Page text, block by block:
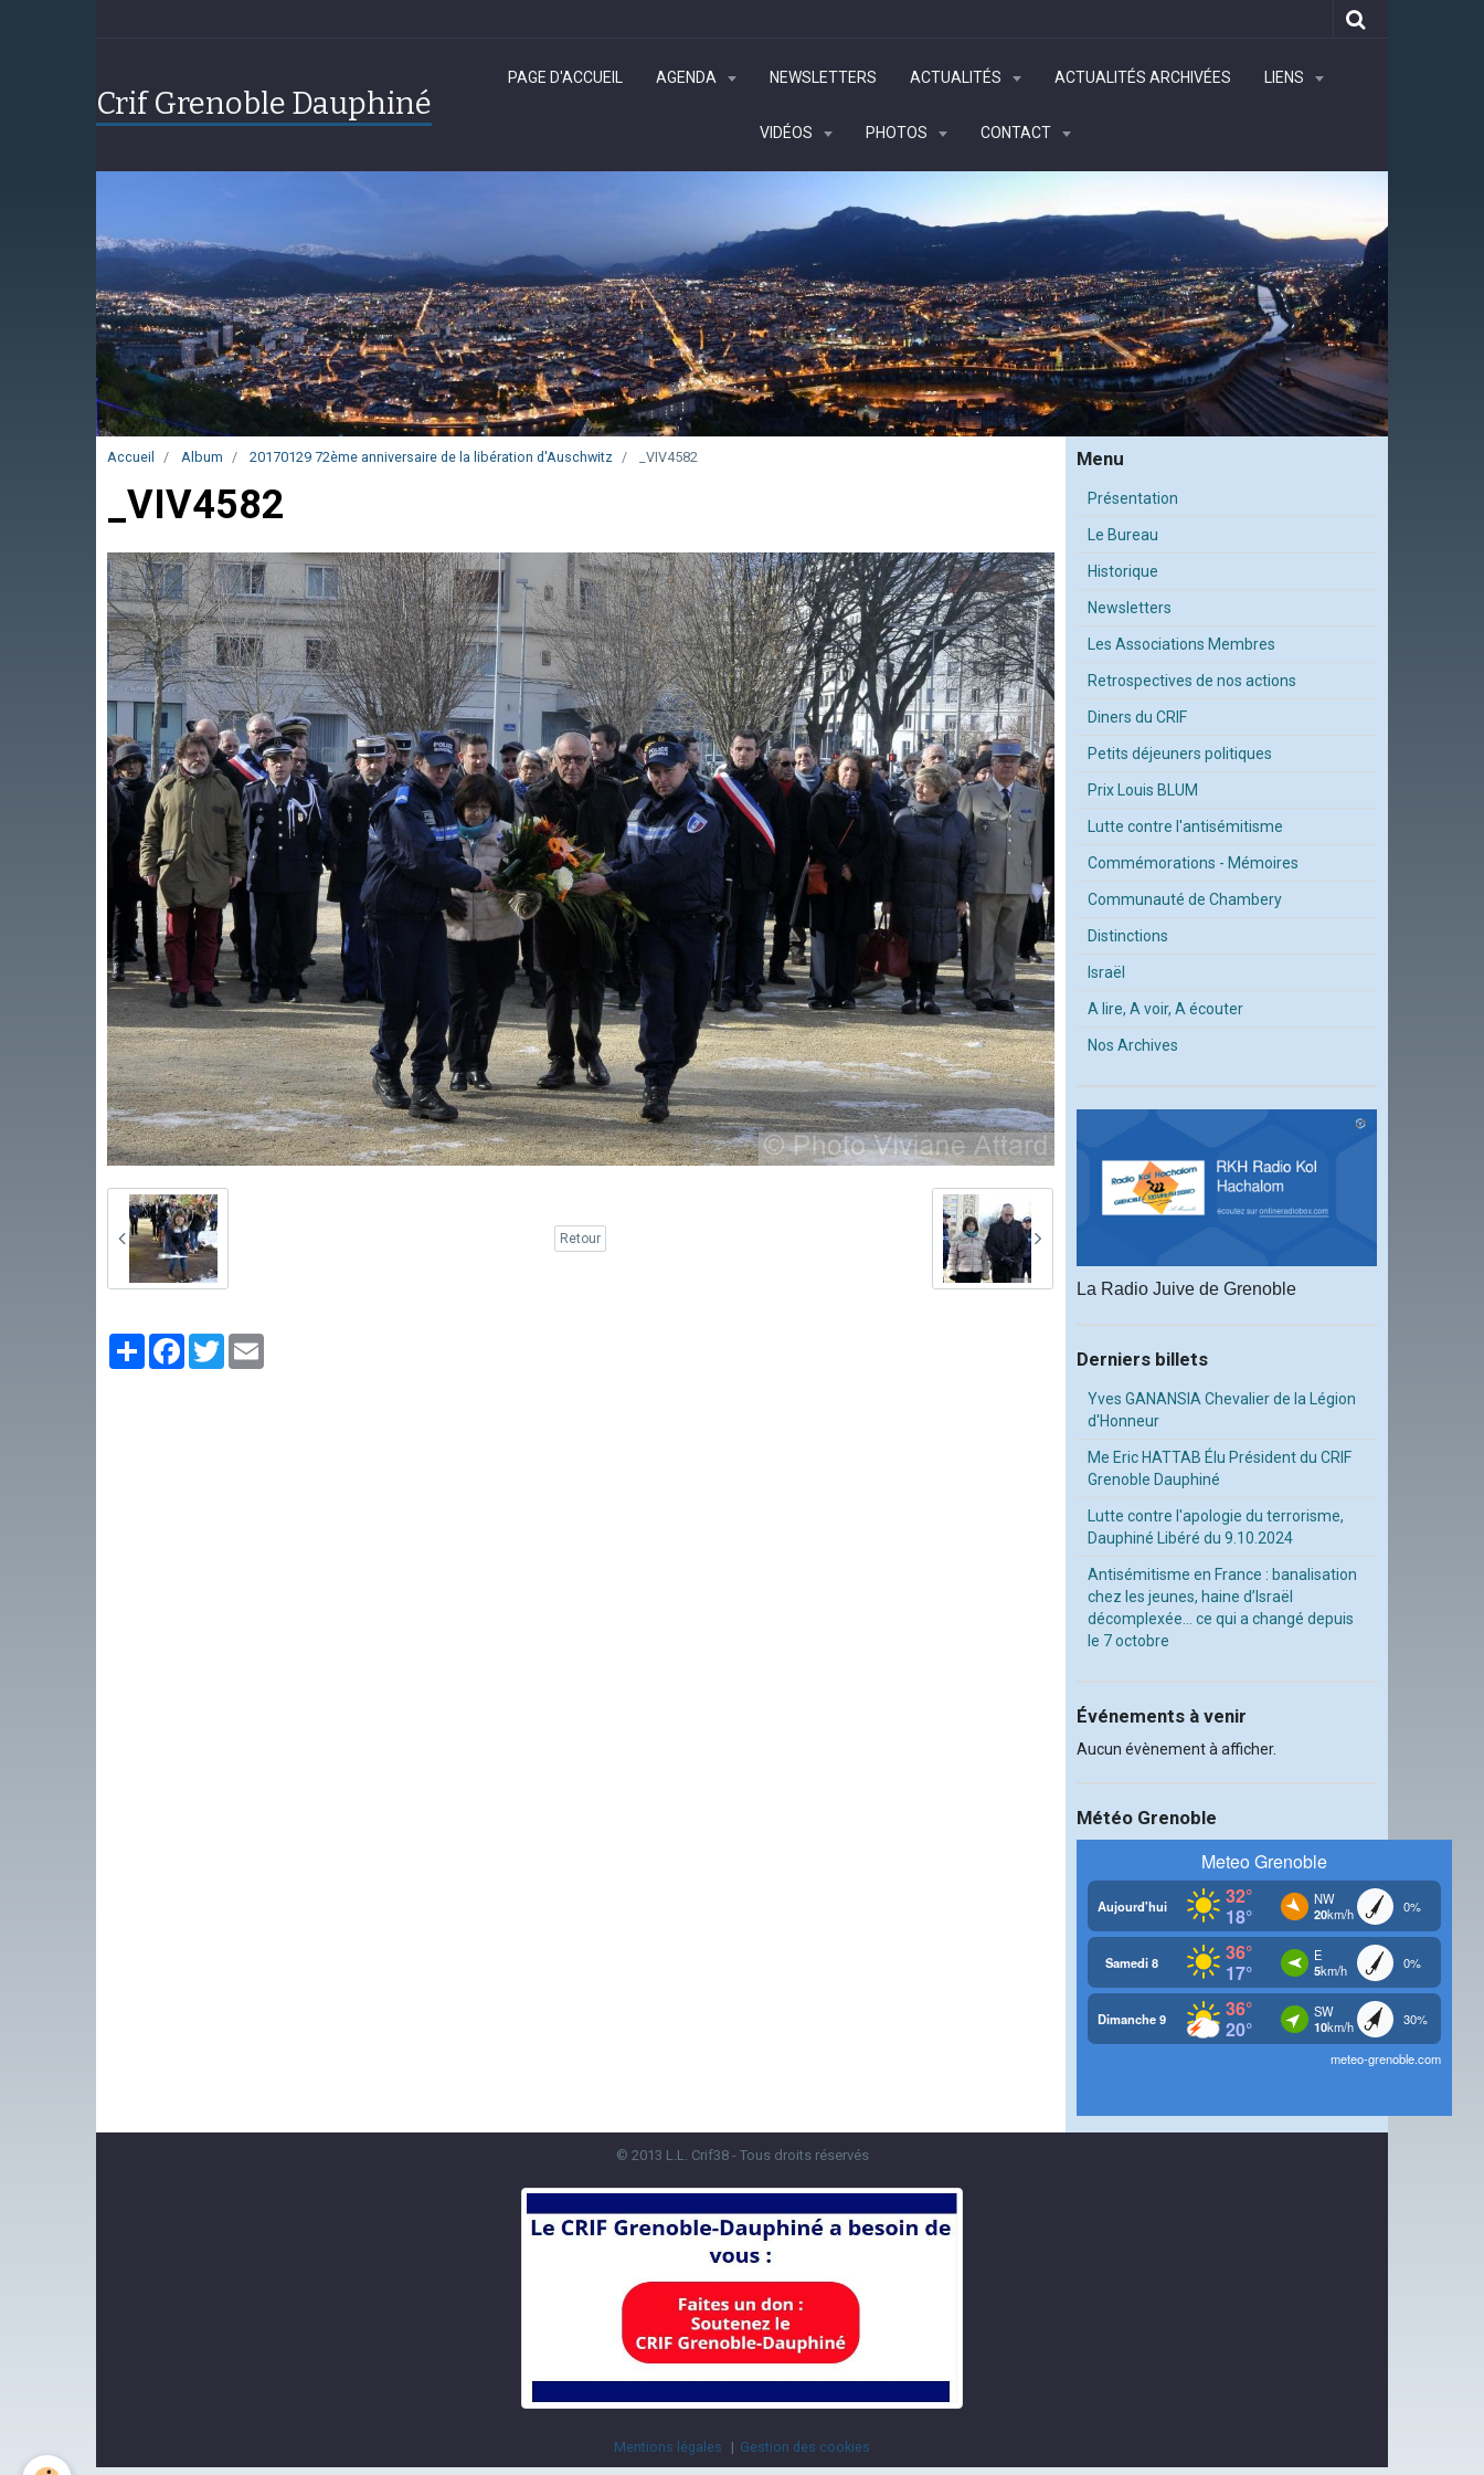
Crif Grenoble Dauphiné
PAGE D'ACCUEIL AGENDA NEWSLETTERS ACTUALITÉS ACTUALITÉS ARCHIVÉES LIENS
VIDÉOS PHOTOS CONTACT
Accueil Album 20170129 72ème anniversaire de la libération d'Auschwitz _VIV4582
_VIV4582
Retour
PartagerFacebook
Twitter
Menu
Présentation
Le Bureau
Historique
Newsletters
Les Associations Membres
Retrospectives de nos actions
Diners du CRIF
Petits déjeuners politiques
Prix Louis BLUM
Lutte contre l'antisémitisme
Commémorations - Mémoires
Communauté de Chambery
Distinctions
Israël
A lire, A voir, A écouter
Nos Archives
La Radio Juive de Grenoble
Derniers billets
Yves GANANSIA Chevalier de la Légion
d'Honneur
Me Eric HATTAB Élu Président du CRIF
Grenoble Dauphiné
Lutte contre l'apologie du terrorisme,
Dauphiné Libéré du 9.10.2024
Antisémitisme en France : banalisation
chez les jeunes, haine d’Israël
décomplexée… ce qui a changé depuis
le 7 octobre
Événements à venir
Aucun évènement à afficher.
Météo Grenoble
© 2013 L.L. Crif38 - Tous droits réservés
Mentions légales Gestion des cookies